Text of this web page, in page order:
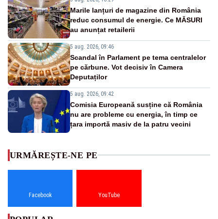
Marile lanțuri de magazine din România
reduc consumul de energie. Ce MĂSURI
au anunțat retailerii
5 aug. 2026, 09:46
Scandal în Parlament pe tema centralelor
pe cărbune. Vot decisiv în Camera
Deputaților
5 aug. 2026, 09:42
Comisia Europeană susține că România
nu are probleme cu energia, în timp ce
țara importă masiv de la patru vecini
URMĂREȘTE-NE PE
Facebook YouTube